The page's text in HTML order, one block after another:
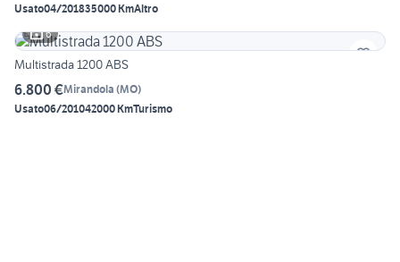
Usato04/201835000 KmAltro
6
Multistrada 1200 ABS
6.800 €Mirandola (MO)
Usato06/201042000 KmTurismo